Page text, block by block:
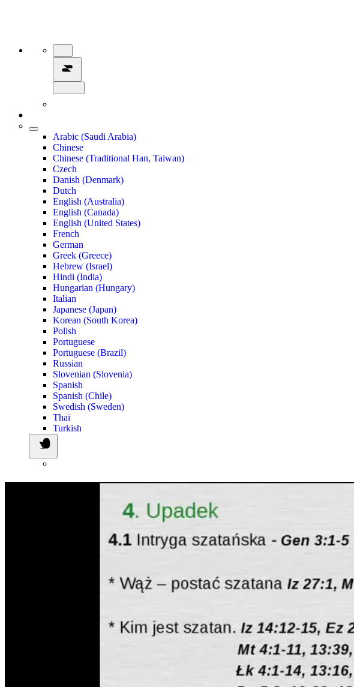
Arabic (Saudi Arabia)
Chinese
Chinese (Traditional Han, Taiwan)
Czech
Danish (Denmark)
Dutch
English (Australia)
English (Canada)
English (United States)
French
German
Greek (Greece)
Hebrew (Israel)
Hindi (India)
Hungarian (Hungary)
Italian
Japanese (Japan)
Korean (South Korea)
Polish
Portuguese
Portuguese (Brazil)
Russian
Slovenian (Slovenia)
Spanish
Spanish (Chile)
Swedish (Sweden)
Thai
Turkish